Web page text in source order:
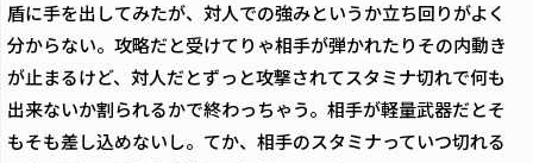
盾に手を出してみたが、対人での強みというか立ち回りがよく
分からない。攻略だと受けてりゃ相手が弾かれたりその内動き
が止まるけど、対人だとずっと攻撃されてスタミナ切れで何も
出来ないか割られるかで終わっちゃう。相手が軽量武器だとそ
もそも差し込めないし。てか、相手のスタミナっていつ切れる